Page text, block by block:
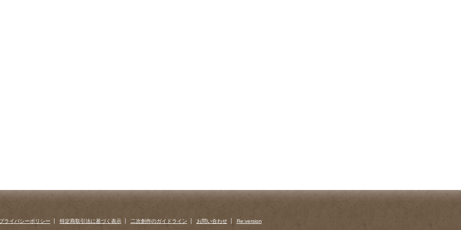
ライバシーポリシー 特定商取引法に基づく表示 二次創作のガイドライン お問い合わせ Re:version